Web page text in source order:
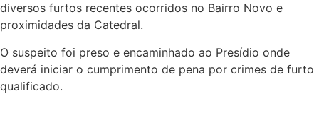
diversos furtos recentes ocorridos no Bairro Novo e
proximidades da Catedral.
O suspeito foi preso e encaminhado ao Presídio onde
deverá iniciar o cumprimento de pena por crimes de furto
qualificado.